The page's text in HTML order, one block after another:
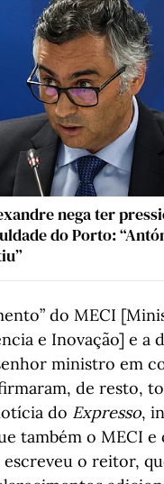
nega ter
do Porto:
do MECI
e Inovação] e a
ministro em
de resto,
do Expresso,
também o MECI e
o reitor,